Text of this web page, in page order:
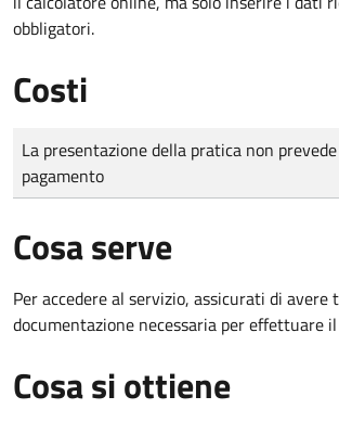
obbligatori.
Costi
Tipo di pagamento
Importo
La presentazione della pratica non
pagamento
Cosa serve
Per accedere al servizio, assicurati di avere
documentazione necessaria per effettuare
Cosa si ottiene